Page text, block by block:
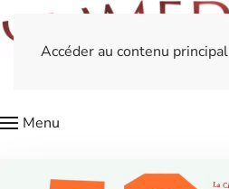
Accéder au contenu principal
Menu